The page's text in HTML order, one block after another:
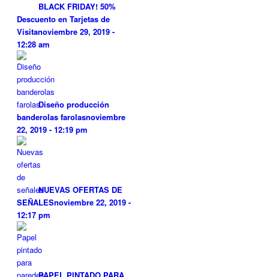
BLACK FRIDAY! 50%
Descuento en Tarjetas de
Visitanoviembre 29, 2019 -
12:28 am
Diseño producción
banderolas farolasnoviembre
22, 2019 - 12:19 pm
NUEVAS OFERTAS DE
SEÑALESnoviembre 22, 2019 -
12:17 pm